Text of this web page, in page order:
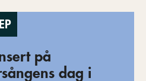
på
dag i